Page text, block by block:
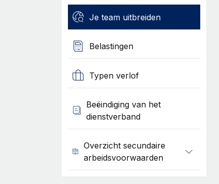
Je team uitbreiden
Belastingen
Typen verlof
Beëindiging van het
dienstverband
Overzicht secundaire
arbeidsvoorwaarden